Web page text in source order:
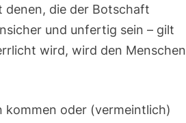
denen, die der Botschaft
und unfertig sein – gilt
wird, wird den Menschen
kommen oder (vermeintlich)